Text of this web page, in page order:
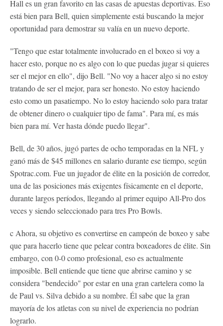
Hall es un gran favorito en las casas de apuestas deportivas. Eso
está bien para Bell, quien simplemente está buscando la mejor
oportunidad para demostrar su valía en un nuevo deporte.
"Tengo que estar totalmente involucrado en el boxeo si voy a
hacer esto, porque no es algo con lo que puedas jugar si quieres
ser el mejor en ello", dijo Bell. "No voy a hacer algo si no estoy
tratando de ser el mejor, para ser honesto. No estoy haciendo
esto como un pasatiempo. No lo estoy haciendo solo para tratar
de obtener dinero o cualquier tipo de fama". Para mí, es más
bien para mí. Ver hasta dónde puedo llegar".
Bell, de 30 años, jugó partes de ocho temporadas en la NFL y
ganó más de $45 millones en salario durante ese tiempo, según
Spotrac.com. Fue un jugador de élite en la posición de corredor,
una de las posiciones más exigentes físicamente en el deporte,
durante largos períodos, llegando al primer equipo All-Pro dos
veces y siendo seleccionado para tres Pro Bowls.
c Ahora, su objetivo es convertirse en campeón de boxeo y sabe
que para hacerlo tiene que pelear contra boxeadores de élite. Sin
embargo, con 0-0 como profesional, eso es actualmente
imposible. Bell entiende que tiene que abrirse camino y se
considera "bendecido" por estar en una gran cartelera como la
de Paul vs. Silva debido a su nombre. Él sabe que la gran
mayoría de los atletas con su nivel de experiencia no podrían
lograrlo.